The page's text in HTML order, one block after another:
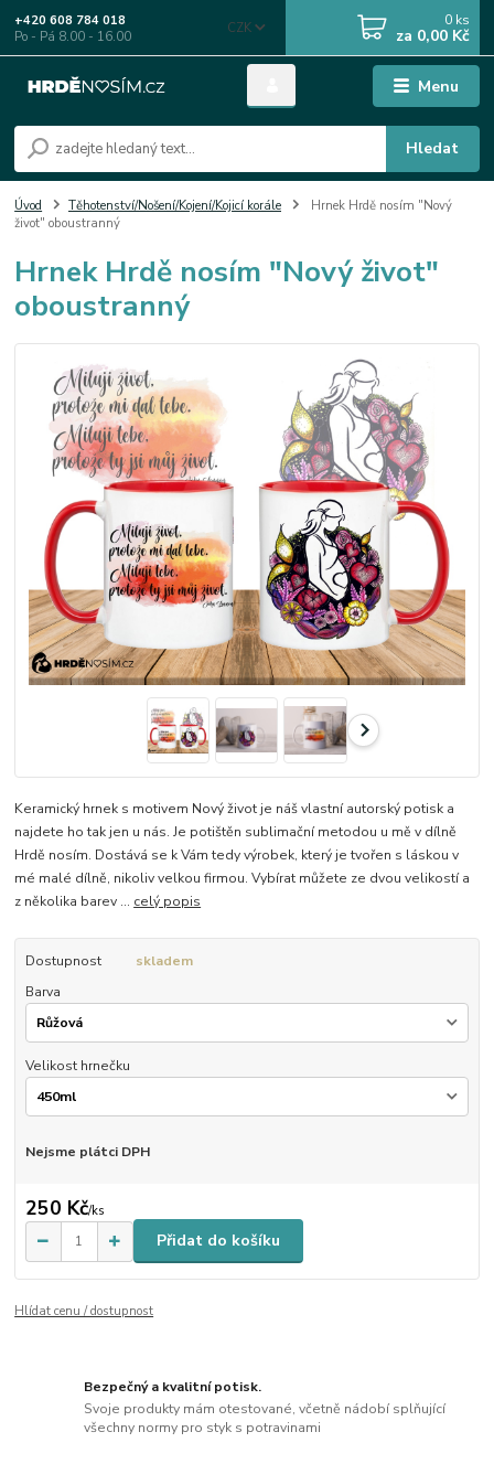
Menu
CZK
Hledat
+420 608 784 018
Po - Pá 8.00 - 16.00
0 ks
za 0,00 Kč
Úvod Těhotenství/Nošení/Kojení/Kojicí korále
Hrnek Hrdě nosím "Nový
život" oboustranný
Hrnek Hrdě nosím "Nový život"
oboustranný
Keramický hrnek s motivem Nový život je náš vlastní autorský potisk a
najdete ho tak jen u nás. Je potištěn sublimační metodou u mě v dílně
Hrdě nosím. Dostává se k Vám tedy výrobek, který je tvořen s láskou v
mé malé dílně, nikoliv velkou firmou. Vybírat můžete ze dvou velikostí a
z několika barev ... celý popis
Dostupnost
skladem
Barva
Velikost hrnečku
Nejsme plátci DPH
250 Kč/ks
Přidat do košíku
Hlídat cenu / dostupnost
Bezpečný a kvalitní potisk.
Svoje produkty mám otestované, včetně nádobí splňující
všechny normy pro styk s potravinami